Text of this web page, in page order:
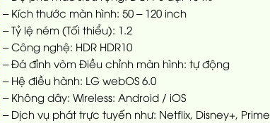
– Kích thước màn hình: 50 – 120 inch
– Tỷ lệ ném (Tối thiểu): 1.2
– Công nghệ: HDR HDR10
– Đá đỉnh vòm Điều chỉnh màn hình: tự động
– Hệ điều hành: LG webOS 6.0
– Không dây: Wireless: Android / iOS
– Dịch vụ phát trực tuyến như: Netflix, Disney+, Prime